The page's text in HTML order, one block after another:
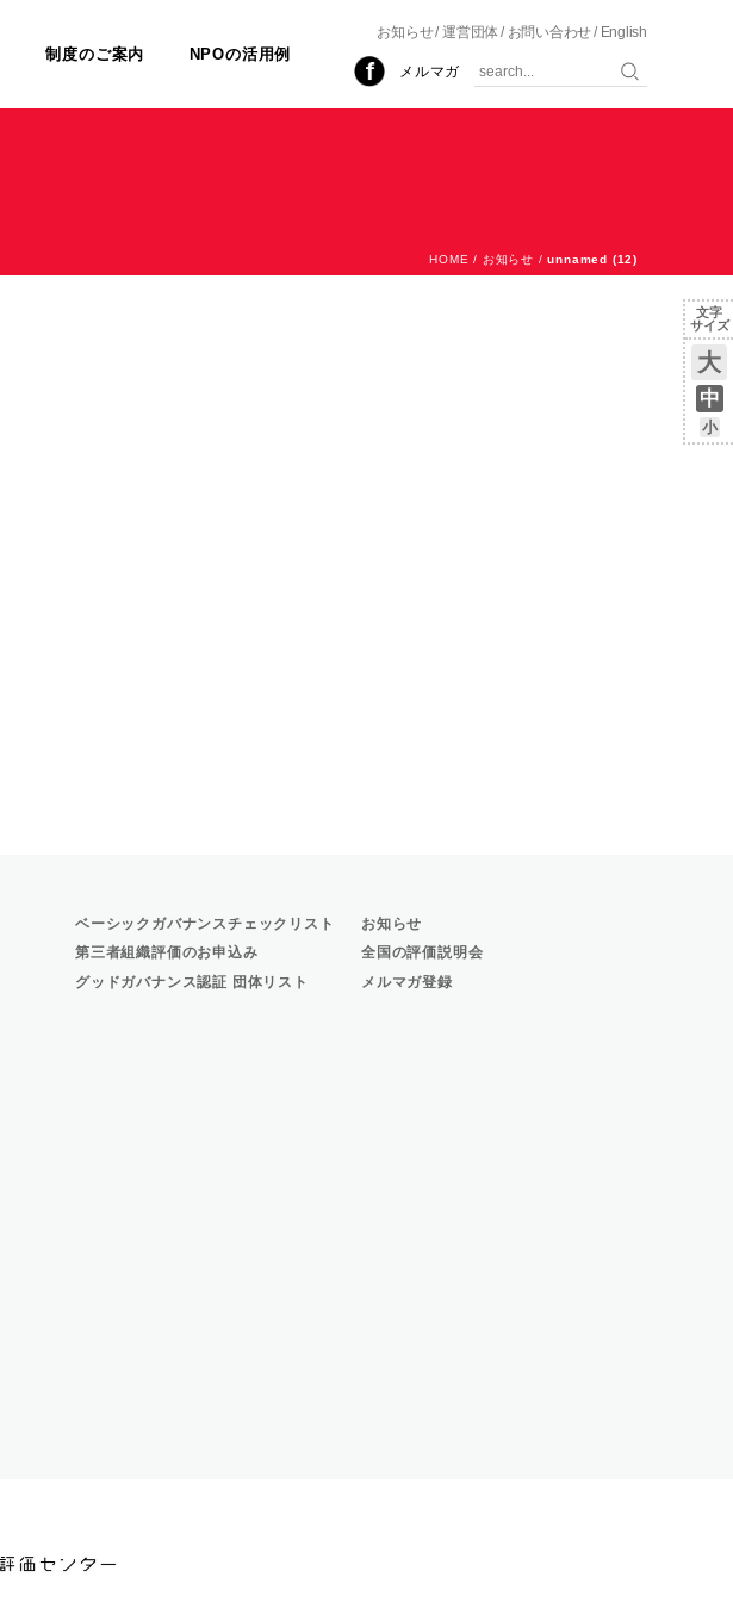
制度のご案内 NPOの活用例
お知らせ 運営団体 お問い合わせ English
メルマガ
文字
サイズ
大
中
小
HOME / お知らせ /unnamed (12)
ベーシックガバナンスチェックリスト
第三者組織評価のお申込み
グッドガバナンス認証 団体リスト
お知らせ
全国の評価説明会
メルマガ登録